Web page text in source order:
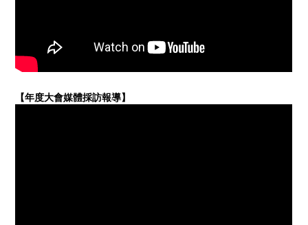
【年度大會媒體採訪報導】